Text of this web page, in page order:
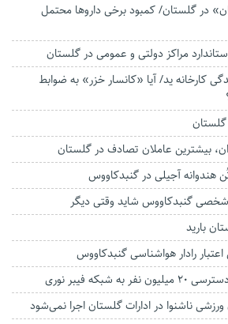
در گلستان/ کمبود برخی داروها محتمل
مراکز دولتی و عمومی در گلستان
کارخانه ید/ آیا «کانسار خزر» به ضوابط
بیشترین عاملان تصادف در گلستان
گنبدکاووس شاید وقتی دیگر
رادار هواشناسی گنبدکاووس
فیبر نوری
ورزشی ناشنوا در ادارات گلستان اجرا نمی‌شود